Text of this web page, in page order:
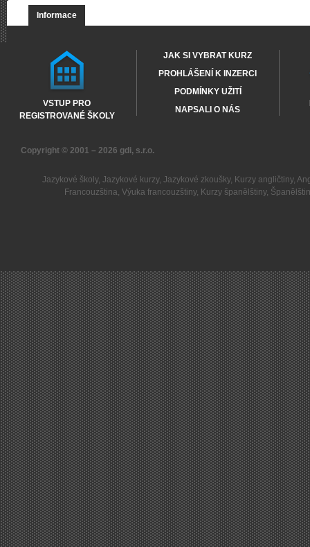
Informace
VSTUP PRO
REGISTROVANÉ ŠKOLY
JAK SI VYBRAT KURZ
PROHLÁŠENÍ K INZERCI
PODMÍNKY UŽITÍ
NAPSALI O NÁS
Copyright © 2001 – 2026 gdi, s.r.o.
Jazykové školy, Jazykové kurzy, Jazykové zkoušky, Kurzy angličtiny,
Francouzština,Výuka francouzštiny, Kurzy španělštiny,